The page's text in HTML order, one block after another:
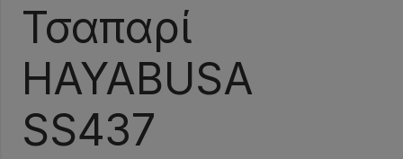
Τσαπαρί
HAYABUSA
SS437